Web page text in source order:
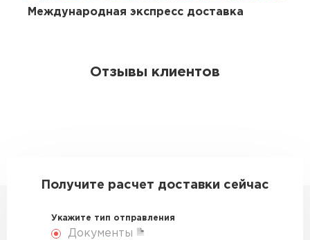
Международная экспресс доставка
Отзывы клиентов
Получите расчет доставки сейчас
Укажите тип отправления
Документы